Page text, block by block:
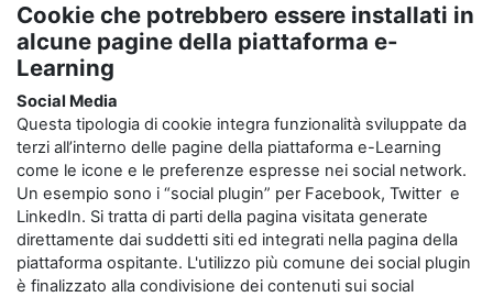
Cookie che potrebbero essere installati in
alcune pagine della piattaforma e-
Learning
Social Media
Questa tipologia di cookie integra funzionalità sviluppate da
terzi all’interno delle pagine della piattaforma e-Learning
come le icone e le preferenze espresse nei social network.
Un esempio sono i “social plugin” per Facebook, Twitter e
LinkedIn. Si tratta di parti della pagina visitata generate
direttamente dai suddetti siti ed integrati nella pagina della
piattaforma ospitante. L'utilizzo più comune dei social plugin
è finalizzato alla condivisione dei contenuti sui social